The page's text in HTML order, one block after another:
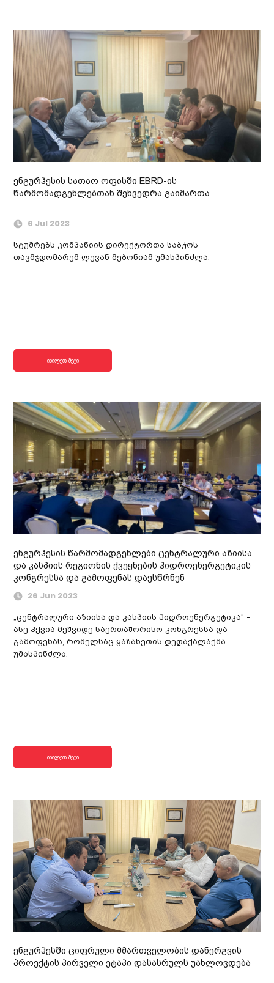
ენგურჰესის სათაო ოფისში EBRD-ის
წარმომადგენლებთან შეხვედრა გაიმართა
6 Jul 2023
სტუმრებს კომპანიის დირექტორთა საბჭოს
თავმჯდომარემ ლევან მებონიამ უმასპინძლა.
იხილეთ მეტი
ენგურჰესის წარმომადგენლები ცენტრალური აზიისა
და კასპიის რეგიონის ქვეყნების ჰიდროენერგეტიკის
კონგრესსა და გამოფენას დაესწრნენ
26 Jun 2023
„ცენტრალური აზიისა და კასპიის ჰიდროენერგეტიკა“ -
ასე ჰქვია მეშვიდე საერთაშორისო კონგრესსა და
გამოფენას, რომელსაც ყაზახეთის დედაქალაქმა
უმასპინძლა.
იხილეთ მეტი
ენგურჰესში ციფრული მმართველობის დანერგვის
პროექტის პირველი ეტაპი დასასრულს უახლოვდება